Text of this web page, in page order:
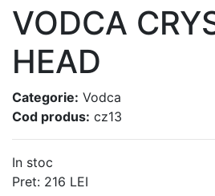
VODCA
HEAD
Categorie: Vodca
Cod produs: cz13
In stoc
Pret: 216 LEI